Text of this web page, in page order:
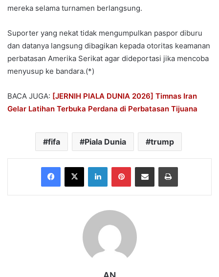
mereka selama turnamen berlangsung.
Suporter yang nekat tidak mengumpulkan paspor diburu
dan datanya langsung dibagikan kepada otoritas keamanan
perbatasan Amerika Serikat agar dideportasi jika mencoba
menyusup ke bandara.(*)
BACA JUGA: [JERNIH PIALA DUNIA 2026] Timnas Iran
Gelar Latihan Terbuka Perdana di Perbatasan Tijuana
fifa Piala Dunia trump
Facebook
X LinkedInPinterestShare via Email Print